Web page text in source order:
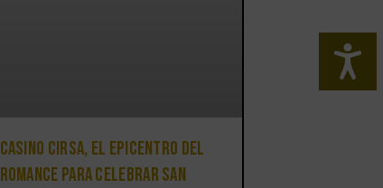
Casino CIRSA, el epicentro del
romance para celebrar San